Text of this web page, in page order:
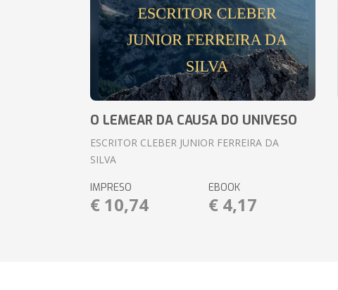
O LEMEAR DA CAUSA DO UNIVESO
ESCRITOR CLEBER JUNIOR FERREIRA DA
SILVA
IMPRESO
€ 10,74
EBOOK
€ 4,17